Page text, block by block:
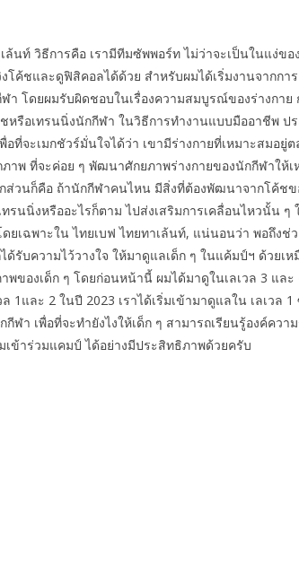
นท์ วิธีการคือ เรามีทีมซัพพอร์ท ไม่ว่าจะเป็นในแง่ขอ
ค้ชและดูฟิสิคอลได้ด้วย สำหรับผมได้เริ่มงานจากการ
โดยผมรับผิดชอบในเรื่องความสมบูรณ์ของร่างกาย
หรือเทรนนิ่งนักกีฬา ในวิธีการทำงานแบบมืออาชีพ ป
ที่จะเมกชัวร์มั่นใจได้ว่า เขามีร่างกายที่เหมาะสมอยู่
าพ ที่จะค่อย ๆ พัฒนาศักยภาพร่างกายของนักกีฬาให้เ
ส่วนก็คือ ถ้านักกีฬาคนไหน มีสิ่งที่ต้องพัฒนาจากโค้ชข
รนนิ่งหรืออะไรก็ตาม ไปส่งเสริมการเคลื่อนไหวนั้น ๆ
ยเฉพาะใน ไทยเบฟ ไทยทาเล้นท์, แน่นอนว่า พอถึงช่ว
รับความไว้วางใจ ให้มาดูแลเด็ก ๆ ในแค้มป์ฯ ด้วยเห
ของเด็ก ๆ โดยก่อนหน้านี้ ผมได้มาดูในเลเวล 3 และ
1และ 2 ในปี 2023 เราได้เริ่มเข้ามาดูแลใน เลเวล 1
า เพื่อที่จะทำยังไงให้เด็ก ๆ สามารถเรียนรู้องค์ควา
เข้าร่วมแคมป์ ได้อย่างมีประสิทธิภาพด้วยครับ